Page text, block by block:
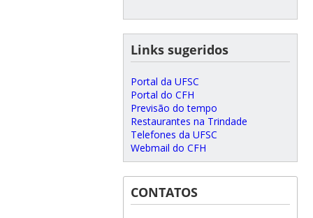
Links sugeridos
Portal da UFSC
Portal do CFH
Previsão do tempo
Restaurantes na Trindade
Telefones da UFSC
Webmail do CFH
CONTATOS